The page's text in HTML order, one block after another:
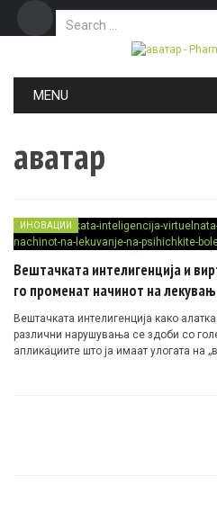
Search for:
MENU
аватар
ИНОВАЦИИ
Вештачката интелигенција и
го променат начинот на
Вештачката интелигенција како
различни нарушувања се здоби со
апликациите што ја имаат улогата на